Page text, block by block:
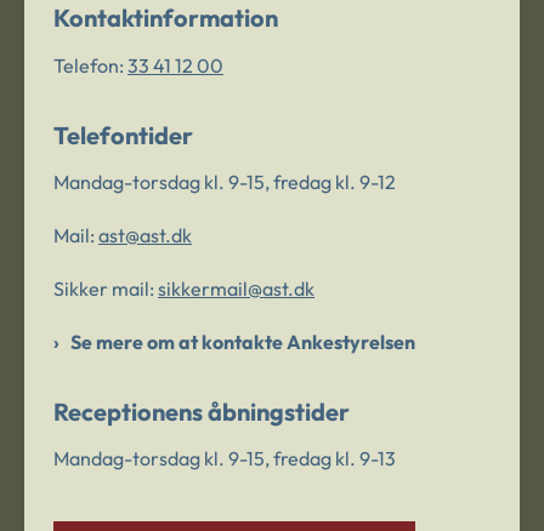
Kontaktinformation
Telefon: 33 41 12 00
Telefontider
Mandag-torsdag kl. 9-15, fredag kl. 9-12
Mail: ast@ast.dk
Sikker mail: sikkermail@ast.dk
Se mere om at kontakte Ankestyrelsen
Receptionens åbningstider
Mandag-torsdag kl. 9-15, fredag kl. 9-13